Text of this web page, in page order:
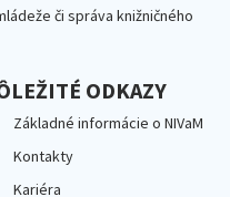
či správa knižničného
ODKAZY
Základné informácie o NIVaM
Kontakty
Kariéra